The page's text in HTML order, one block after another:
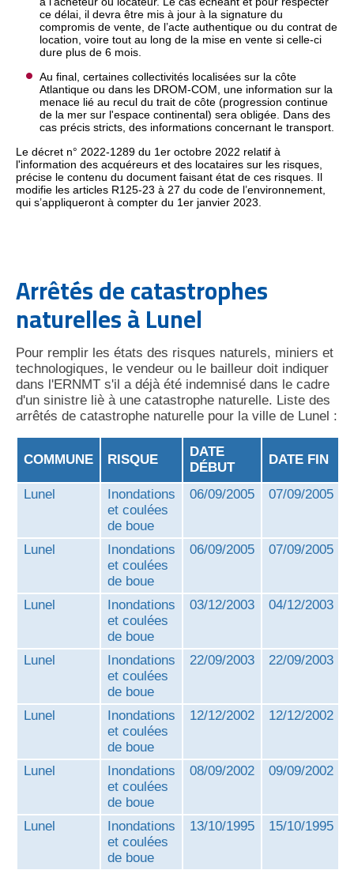
ce délai, il devra être mis à jour à la signature du
compromis de vente, de l’acte authentique ou du contrat de
location, voire tout au long de la mise en vente si celle-ci
dure plus de 6 mois.
Au final, certaines collectivités localisées sur la côte
Atlantique ou dans les DROM-COM, une information sur la
menace lié au recul du trait de côte (progression continue
de la mer sur l'espace continental) sera obligée. Dans des
cas précis stricts, des informations concernant le transport.
Le décret n° 2022-1289 du 1er octobre 2022 relatif à
l'information des acquéreurs et des locataires sur les risques,
précise le contenu du document faisant état de ces risques. Il
modifie les articles R125-23 à 27 du code de l’environnement,
qui s’appliqueront à compter du 1er janvier 2023.
Arrêtés de catastrophes
naturelles à Lunel
Pour remplir les états des risques naturels, miniers et
technologiques, le vendeur ou le bailleur doit indiquer
dans l'ERNMT s'il a déjà été indemnisé dans le cadre
d'un sinistre liè à une catastrophe naturelle. Liste des
arrêtés de catastrophe naturelle pour la ville de Lunel :
COMMUNE RISQUE
DATE
DÉBUT
DATE FIN
Lunel
Inondations
et coulées
de boue
06/09/2005 07/09/2005
Lunel
Inondations
et coulées
de boue
06/09/2005 07/09/2005
Lunel
Inondations
et coulées
de boue
03/12/2003 04/12/2003
Lunel
Inondations
et coulées
de boue
22/09/2003 22/09/2003
Lunel
Inondations
et coulées
de boue
12/12/2002 12/12/2002
Lunel
Inondations
et coulées
de boue
08/09/2002 09/09/2002
Lunel
Inondations
et coulées
de boue
13/10/1995 15/10/1995